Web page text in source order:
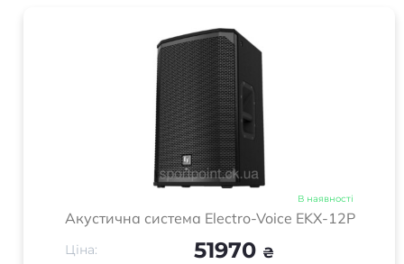
В наявності
Акустична система Electro-Voice EKX-12P
Ціна: 51970 ₴